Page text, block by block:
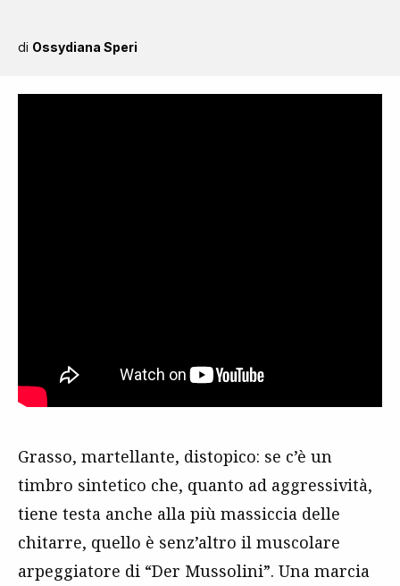
di Ossydiana Speri
Grasso, martellante, distopico: se c’è un
timbro sintetico che, quanto ad aggressività,
tiene testa anche alla più massiccia delle
chitarre, quello è senz’altro il muscolare
arpeggiatore di “Der Mussolini”. Una marcia